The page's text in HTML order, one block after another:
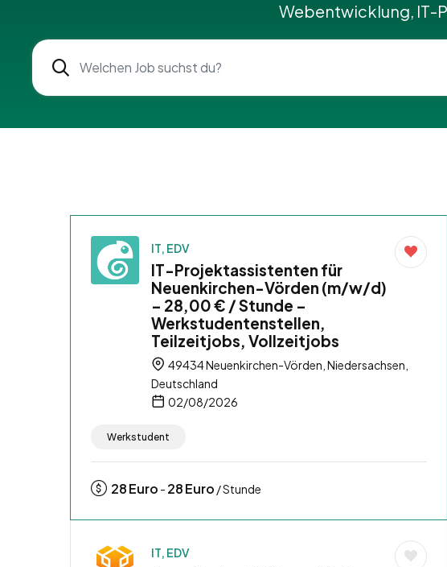
Webentwicklung, IT-
IT, EDV
IT-Projektassistenten für
Neuenkirchen-Vörden (m/w/d)
– 28,00 € / Stunde –
Werkstudentenstellen,
Teilzeitjobs, Vollzeitjobs
49434 Neuenkirchen-Vörden, Niedersachsen,
Deutschland
02/08/2026
Werkstudent
28Euro - 28Euro / Stunde
IT, EDV